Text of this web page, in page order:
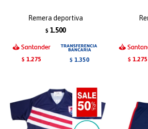
Remera deportiva
$ 1.500
$ 1.275 $ 1.350 $ 1.275